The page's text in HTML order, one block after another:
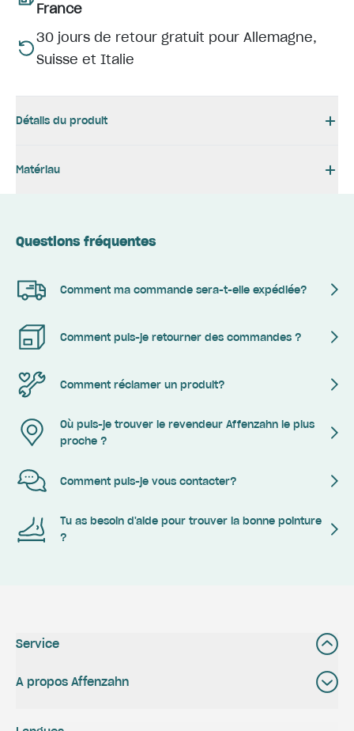
France
30 jours de retour gratuit pour Allemagne,
Suisse et Italie
Détails du produit
Matériau
Questions fréquentes
Comment ma commande sera-t-elle expédiée?
Comment puis-je retourner des commandes ?
Comment réclamer un produit?
Où puis-je trouver le revendeur Affenzahn le plus
proche ?
Comment puis-je vous contacter?
Tu as besoin d'aide pour trouver la bonne pointure
?
Service
A propos Affenzahn